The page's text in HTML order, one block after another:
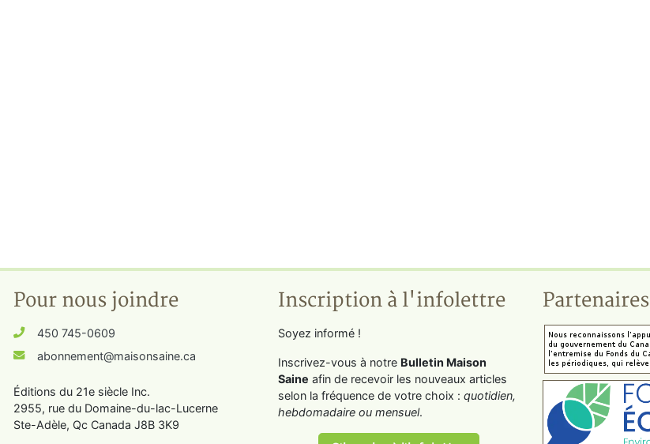
Pour nous joindre
450 745-0609
abonnement@maisonsaine.ca
Éditions du 21e siècle Inc.
2955, rue du Domaine-du-lac-Lucerne
Ste-Adèle, Qc Canada J8B 3K9
Inscription à l'infolettre
Soyez informé !
Inscrivez-vous à notre Bulletin Maison
Saine afin de recevoir les nouveaux articles
selon la fréquence de votre choix : quotidien,
hebdomadaire ou mensuel.
Partenaires